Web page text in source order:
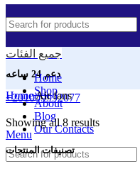
دعم 24 ساعه
+201009992077
Menu
جميع الفئات
Home
Shop
About
Blog
Our Contacts
HomeAir fans
Showing all 8 results
تصنيفات المنتجات